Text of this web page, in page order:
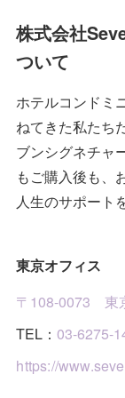
(1
(1
(1 )
)
(3
(2 )
1)
(10)
(4)
( )
(2
(2 )
3)
(1)
( )
(3
(4 )
(3)
(1)
(2)
(4)
(4)
(4
(9 )
(2)
株式会社
ついて
ホテルコンドミ
ねてきた私たち
ブンシグネチャ
もご購入後も、
人生のサポート
東京オフィス
〒108-0073 東
TEL：03-6275-
https://